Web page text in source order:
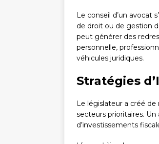
Le conseil d’un avocat
de droit ou de gestion
peut générer des
personnelle,
véhicules juridiques.
Stratégies
Le législateur a créé
secteurs prioritaires.
d’investissements